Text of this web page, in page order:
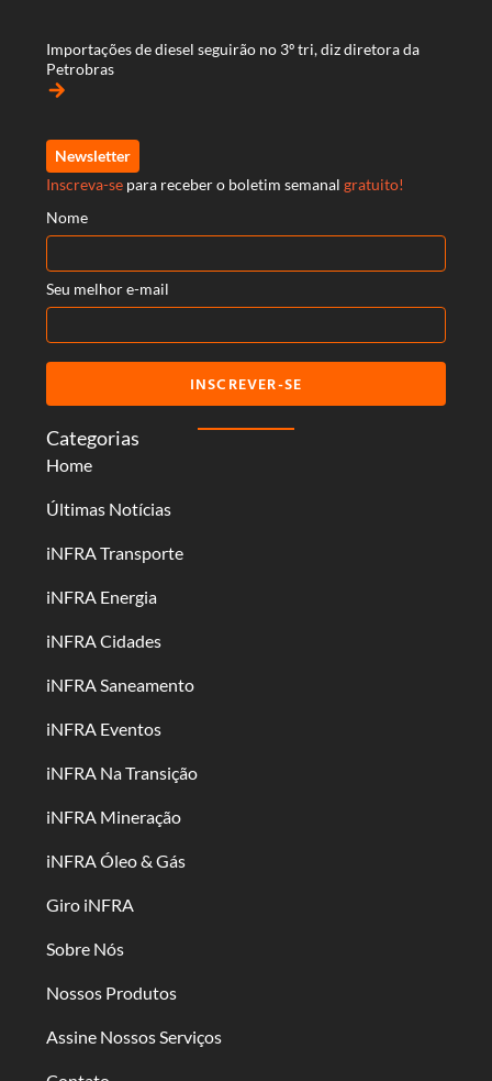
Categorias
Home
Últimas Notícias
iNFRA Transporte
iNFRA Energia
iNFRA Cidades
iNFRA Saneamento
iNFRA Eventos
iNFRA Na Transição
iNFRA Mineração
iNFRA Óleo & Gás
Giro iNFRA
Sobre Nós
Nossos Produtos
Assine Nossos Serviços
Importações de diesel seguirão no 3º tri, diz diretora da
Petrobras
arrow_forward
Newsletter
Inscreva-se para receber o boletim semanal gratuito!
Nome
Seu melhor e-mail
INSCREVER-SE